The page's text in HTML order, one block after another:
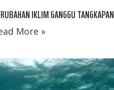
IKLIM GANGGU TANGKAPAN
More »